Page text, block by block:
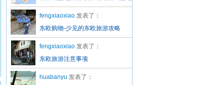
fengxiaoxiao 发表了：
东欧购物-少见的东欧旅游攻略
fengxiaoxiao 发表了：
东欧旅游注意事项
huabanyu 发表了：